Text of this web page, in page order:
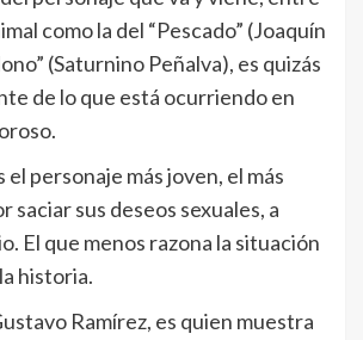
como la del “Pescado” (Joaquín
(Saturnino Peñalva), es quizás
de lo que está ocurriendo en
el personaje más joven, el más
saciar sus deseos sexuales, a
El que menos razona la situación
historia.
Ramírez, es quien muestra